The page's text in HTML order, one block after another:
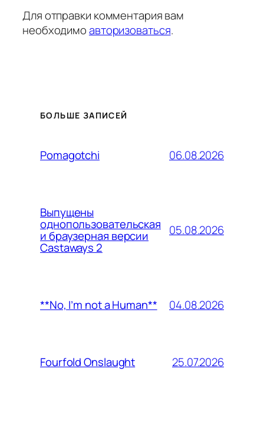
Для отправки комментария вам
необходимоавторизоваться.
БОЛЬШЕ ЗАПИСЕЙ
Pomagotchi 06.08.2026
Выпущены
однопользовательская
и браузерная версии
Castaways 2
05.08.2026
**No, I’m not a Human** 04.08.2026
Fourfold Onslaught 25.07.2026